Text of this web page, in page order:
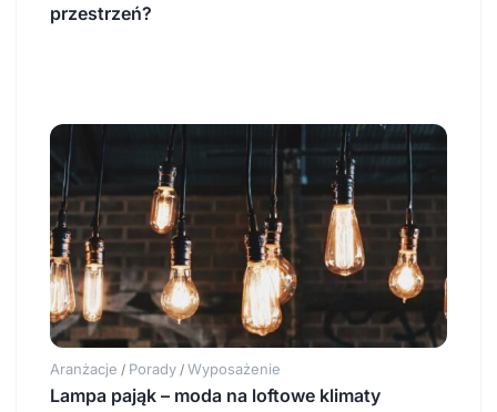
przestrzeń?
Aranżacje / Porady / Wyposażenie
Lampa pająk – moda na loftowe klimaty